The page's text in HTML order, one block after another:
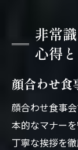
非常
心得
顔合わせ食
顔合わせ食事
本的なマナー
丁寧な挨拶を